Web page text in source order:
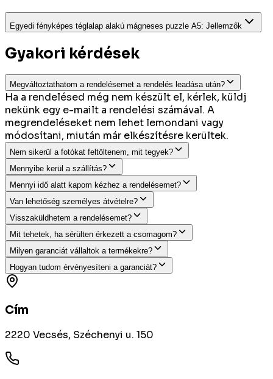
Egyedi fényképes téglalap alakú mágneses puzzle A5: Jellemzők
Gyakori kérdések
Megváltoztathatom a rendelésemet a rendelés leadása után?
Ha a rendelésed még nem készült el, kérlek, küldj
nekünk egy e-mailt a rendelési számával. A
megrendeléseket nem lehet lemondani vagy
módosítani, miután már elkészítésre kerültek.
Nem sikerül a fotókat feltöltenem, mit tegyek?
Mennyibe kerül a szállítás?
Mennyi idő alatt kapom kézhez a rendelésemet?
Van lehetőség személyes átvételre?
Visszaküldhetem a rendelésemet?
Mit tehetek, ha sérülten érkezett a csomagom?
Milyen garanciát vállaltok a termékekre?
Hogyan tudom érvényesíteni a garanciát?
Cím
2220 Vecsés, Széchenyi u. 150